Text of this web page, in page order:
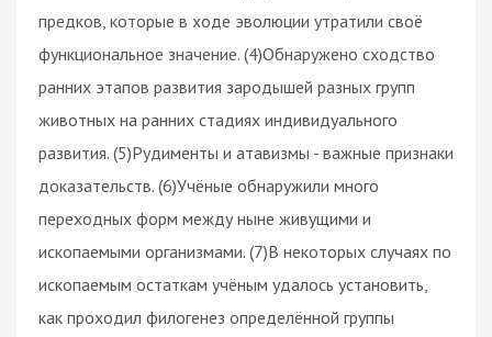
предков, которые в ходе эволюции утратили своё
функциональное значение. (4)Обнаружено сходство
ранних этапов развития зародышей разных групп
животных на ранних стадиях индивидуального
развития. (5)Рудименты и атавизмы - важные признаки
доказательств. (6)Учёные обнаружили много
переходных форм между ныне живущими и
ископаемыми организмами. (7)В некоторых случаях по
ископаемым остаткам учёным удалось установить,
как проходил филогенез определённой группы